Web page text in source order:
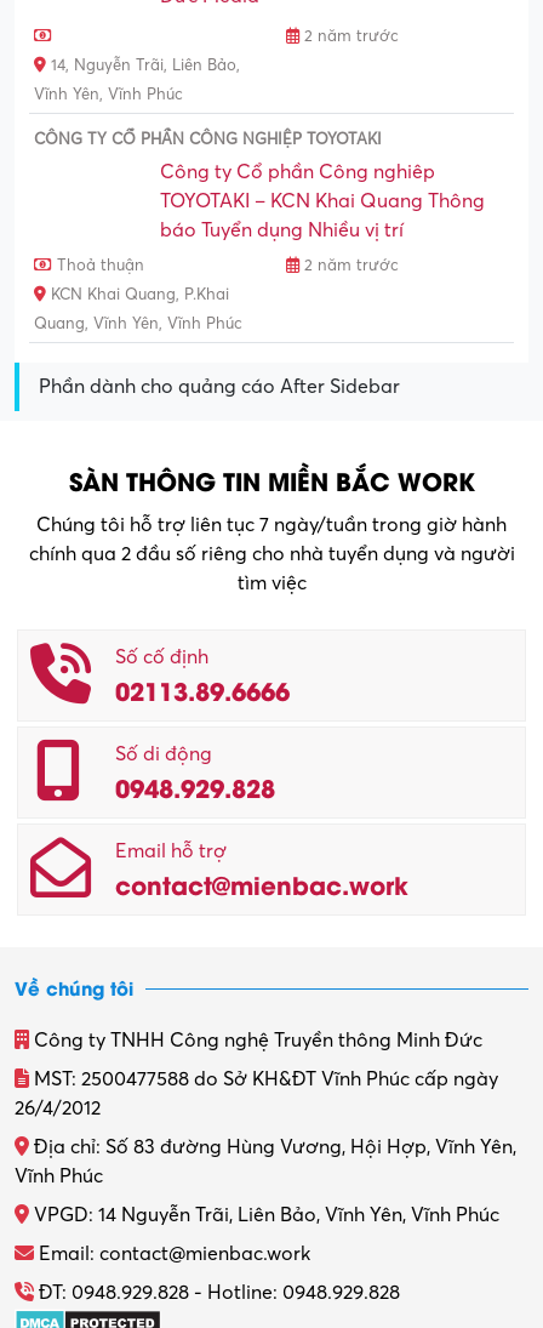
2 năm trước
14, Nguyễn Trãi, Liên Bảo,
Vĩnh Yên, Vĩnh Phúc
CÔNG TY CỔ PHẦN CÔNG NGHIỆP TOYOTAKI
Công ty Cổ phần Công nghiêp
TOYOTAKI – KCN Khai Quang Thông
báo Tuyển dụng Nhiều vị trí
Thoả thuận
2 năm trước
KCN Khai Quang, P.Khai
Quang, Vĩnh Yên, Vĩnh Phúc
Phần dành cho quảng cáo After Sidebar
SÀN THÔNG TIN MIỀN BẮC WORK
Chúng tôi hỗ trợ liên tục 7 ngày/tuần trong giờ hành
chính qua 2 đầu số riêng cho nhà tuyển dụng và người
tìm việc
Số cố định
02113.89.6666
Số di động
0948.929.828
Email hỗ trợ
contact@mienbac.work
Về chúng tôi
Công ty TNHH Công nghệ Truyền thông Minh Đức
MST: 2500477588 do Sở KH&ĐT Vĩnh Phúc cấp ngày
26/4/2012
Địa chỉ: Số 83 đường Hùng Vương, Hội Hợp, Vĩnh Yên,
Vĩnh Phúc
VPGD: 14 Nguyễn Trãi, Liên Bảo, Vĩnh Yên, Vĩnh Phúc
Email: contact@mienbac.work
ĐT: 0948.929.828 - Hotline: 0948.929.828